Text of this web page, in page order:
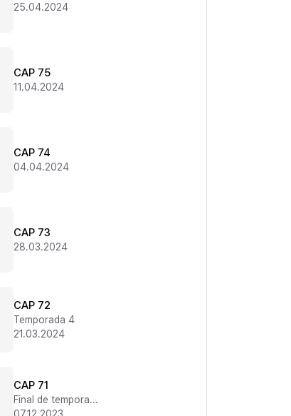
25.04.2024
CAP 75
11.04.2024
CAP 74
04.04.2024
CAP 73
28.03.2024
CAP 72
Temporada 4
21.03.2024
CAP 71
Final de temporada 3